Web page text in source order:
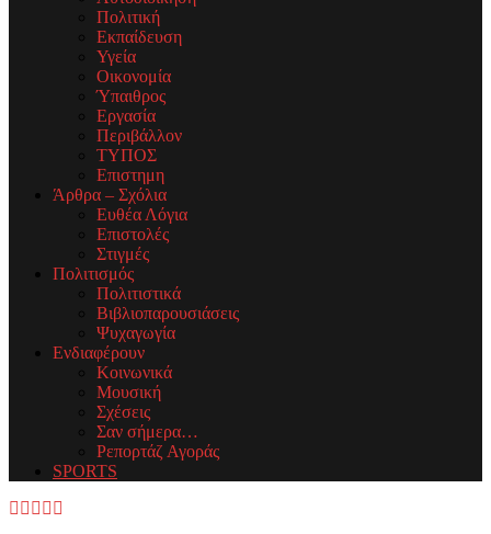
Πολιτική
Εκπαίδευση
Υγεία
Οικονομία
Ύπαιθρος
Εργασία
Περιβάλλον
ΤΥΠΟΣ
Επιστημη
Άρθρα – Σχόλια
Ευθέα Λόγια
Επιστολές
Στιγμές
Πολιτισμός
Πολιτιστικά
Βιβλιοπαρουσιάσεις
Ψυχαγωγία
Ενδιαφέρουν
Κοινωνικά
Μουσική
Σχέσεις
Σαν σήμερα…
Ρεπορτάζ Αγοράς
SPORTS
Facebook
Twitter
Instagram
Youtube